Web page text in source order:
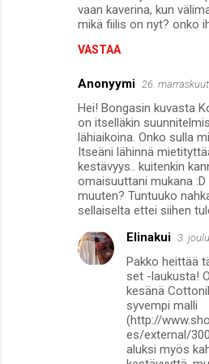
vaan kaverina, kun
mikä fiilis on nyt? onko
VASTAA
Anonyymi 26.
Hei! Bongasin kuvasta
on itselläkin
lähiaikoina. Onko sulla
Itseäni lähinnä
kestävyys.. kuitenkin
omaisuuttani mukana
muuten? Tuntuuko
sellaiselta ettei siihen
Elinakui 3.
Pakko heittää
set -laukusta!
kesänä
syvempi malli
(http://
es/external/
aluksi myös